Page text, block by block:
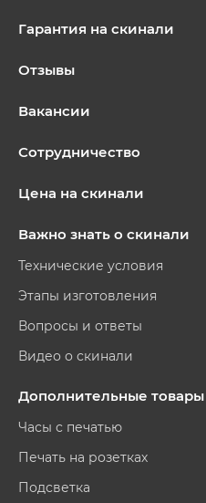
Гарантия на скинали
Отзывы
Вакансии
Сотрудничество
Цена на скинали
Важно знать о скинали
Технические условия
Этапы изготовления
Вопросы и ответы
Видео о скинали
Дополнительные товары
Часы с печатью
Печать на розетках
Подсветка